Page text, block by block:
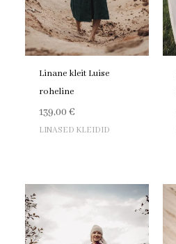
Linane kleit Luise
roheline
139,00€
LINASED KLEIDID